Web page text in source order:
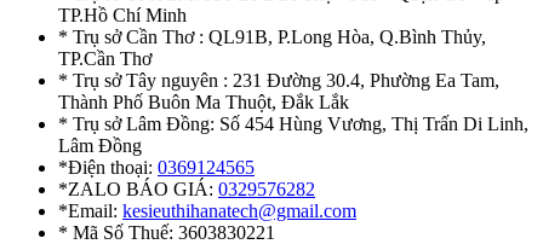
TP.Hồ Chí Minh
* Trụ sở Cần Thơ : QL91B, P.Long Hòa, Q.Bình Thủy,
TP.Cần Thơ
* Trụ sở Tây nguyên : 231 Đường 30.4, Phường Ea Tam,
Thành Phố Buôn Ma Thuột, Đắk Lắk
* Trụ sở Lâm Đồng: Số 454 Hùng Vương, Thị Trấn Di Linh,
Lâm Đồng
*Điện thoại: 0369124565
*ZALO BÁO GIÁ: 0329576282
*Email: kesieuthihanatech@gmail.com
* Mã Số Thuế: 3603830221